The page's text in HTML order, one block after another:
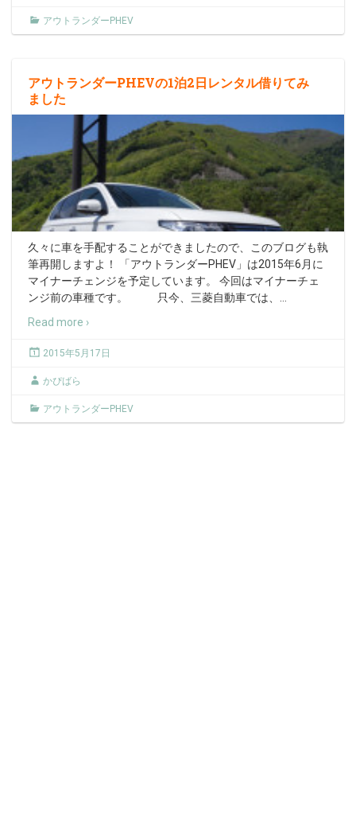
アウトランダーPHEV
アウトランダーPHEVの1泊2日レンタル借りてみ
ました
久々に車を手配することができましたので、このブログも執
筆再開しますよ！ 「アウトランダーPHEV」は2015年6月に
マイナーチェンジを予定しています。 今回はマイナーチェ
ンジ前の車種です。 只今、三菱自動車では、
Read more ›
2015年5月17日
かぴばら
アウトランダーPHEV